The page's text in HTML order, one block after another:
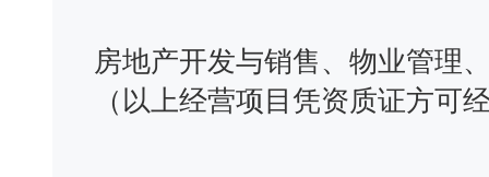
房地产开发与销售、物业管理
（以上经营项目凭资质证方